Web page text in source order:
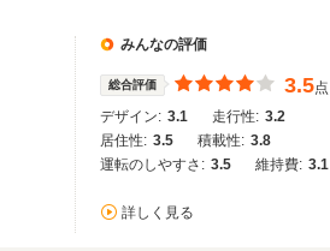
みんなの評価
総合評価 3.5点
デザイン: 3.1 走行性: 3.2
居住性: 3.5 積載性: 3.8
運転のしやすさ: 3.5 維持費: 3.1
詳しく見る